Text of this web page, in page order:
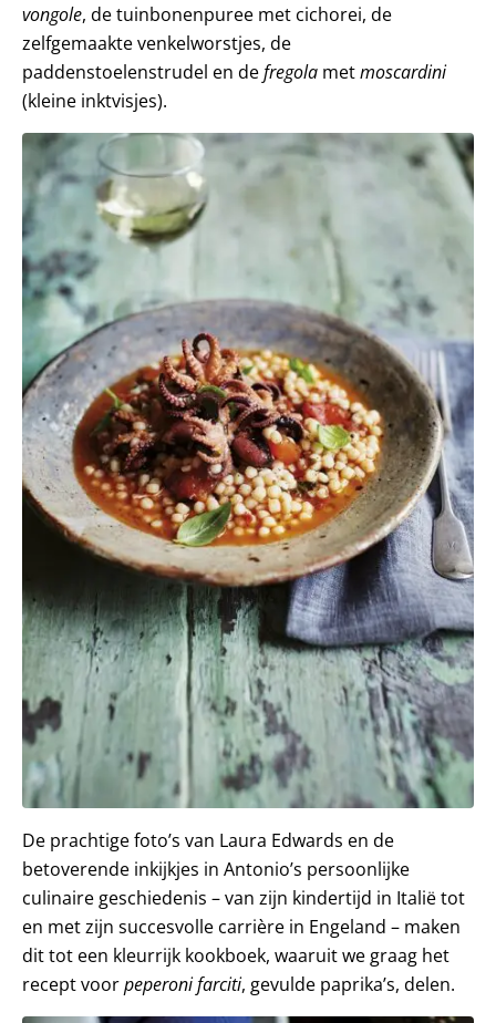
vongole, de tuinbonenpuree met cichorei, de
zelfgemaakte venkelworstjes, de
paddenstoelenstrudel en defregola metmoscardini
(kleine inktvisjes).
De prachtige foto’s van Laura Edwards en de
betoverende inkijkjes in Antonio’s persoonlijke
culinaire geschiedenis – van zijn kindertijd in Italië tot
en met zijn succesvolle carrière in Engeland – maken
dit tot een kleurrijk kookboek, waaruit we graag het
recept voorpeperoni farciti, gevulde paprika’s, delen.